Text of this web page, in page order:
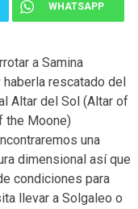
WHATSAPP
a Samina
haberla rescatado del
Altar del Sol (Altar of
the Moone)
una
dimensional así que
condiciones para
llevar a Solgaleo o